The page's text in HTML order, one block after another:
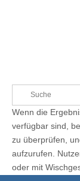
*
e
f
Wenn die
verfügbar sind,
zu überprüfen,
aufzurufen.
oder mit